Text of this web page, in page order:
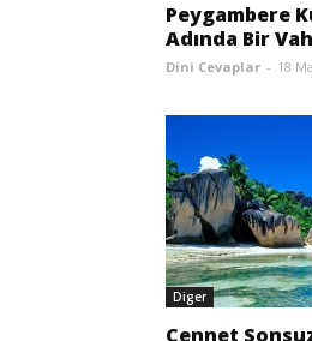
Peygambere
Adında Bir
Dini Cevaplar - 18
Diger
Cennet